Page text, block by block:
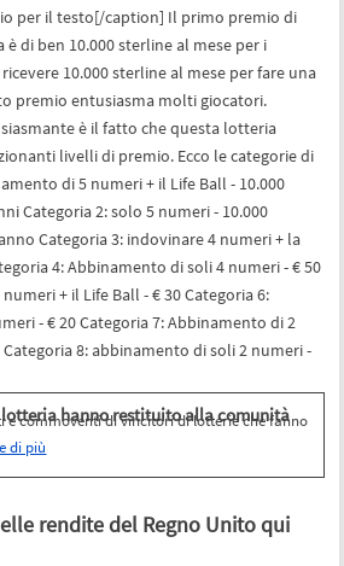
per il testo[/caption] Il primo premio di
di ben 10.000 sterline al mese per i
10.000 sterline al mese per fare una
premio entusiasma molti giocatori.
è il fatto che questa lotteria
livelli di premio. Ecco le categorie di
di 5 numeri + il Life Ball - 10.000
Categoria 2: solo 5 numeri - 10.000
Categoria 3: indovinare 4 numeri + la
4: Abbinamento di soli 4 numeri - € 50
+ il Life Ball - € 30 Categoria 6:
- € 20 Categoria 7: Abbinamento di 2
Categoria 8: abbinamento di soli 2 numeri -
vincitori della lotteria hanno restituito
storie interessanti e commoventi di vincitori di
Per saperne di più
rendite del Regno Unito qui